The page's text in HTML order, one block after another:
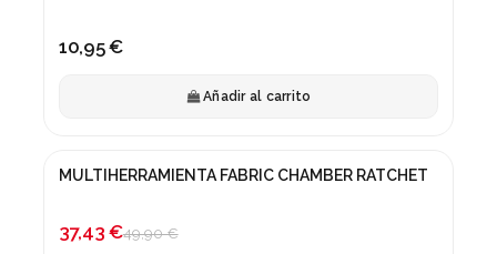
10,95 €
Añadir al carrito
¡En oferta!
MULTIHERRAMIENTA FABRIC CHAMBER RATCHET
37,43 €49,90 €